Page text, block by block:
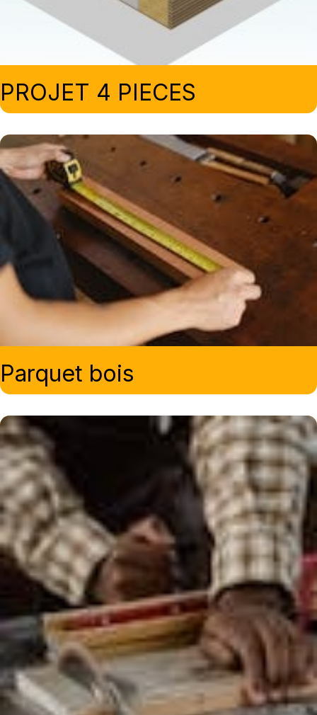
PROJET 4 PIECES
Parquet bois